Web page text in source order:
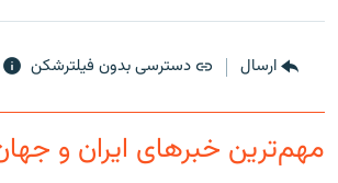
ارسال دسترسی بدون فیلترشکن
مهم‌ترین خبرهای ایران و